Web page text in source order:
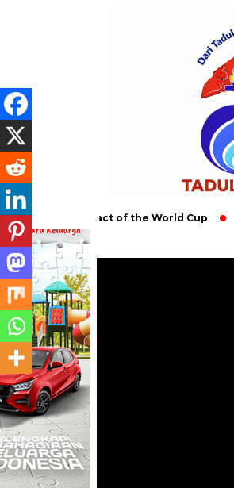
Impact of the World Cup